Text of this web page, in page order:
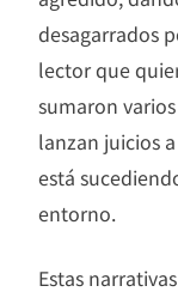
desagarrados
lector que
sumaron
lanzan juicios
está
entorno.
Estas